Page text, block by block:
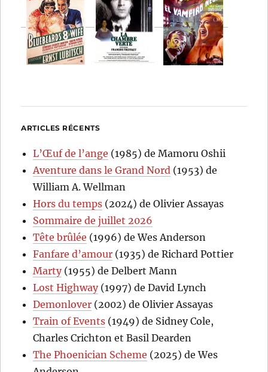
ARTICLES RÉCENTS
L’Œuf de l’ange (1985) de Mamoru Oshii
Aventure dans le Grand Nord (1953) de
William A. Wellman
Hors du temps (2024) de Olivier Assayas
Sommaire de juillet 2026
Tête brûlée (1996) de Wes Anderson
Fanfare d’amour (1935) de Richard Pottier
Marty(1955) de Delbert Mann
Lost Highway(1997) de David Lynch
Demonlover (2002) de Olivier Assayas
Train of Events (1949) de Sidney Cole,
Charles Crichton et Basil Dearden
The Phoenician Scheme (2025) de Wes